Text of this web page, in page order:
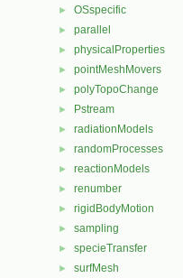
► OSspecific
► parallel
► physicalProperties
► pointMeshMovers
► polyTopoChange
► Pstream
► radiationModels
► randomProcesses
► reactionModels
► renumber
► rigidBodyMotion
► sampling
► specieTransfer
► surfMesh